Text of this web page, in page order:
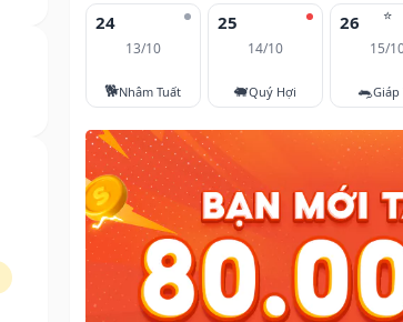
24
13/10
🐕Nhâm Tuất
25
14/10
🐖Quý Hợi
⭐
26
15/
🐀Giáp